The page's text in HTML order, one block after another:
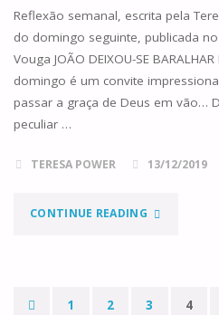
ANO
A"
Reflexão semanal, escrita pela
do domingo seguinte, publicada
Vouga JOÃO DEIXOU-SE
domingo é um convite
passar a graça de Deus em vão…
peculiar …
TERESA POWER 13/12/2019
CONTINUE READING"DOMINGO
1 2 3 4